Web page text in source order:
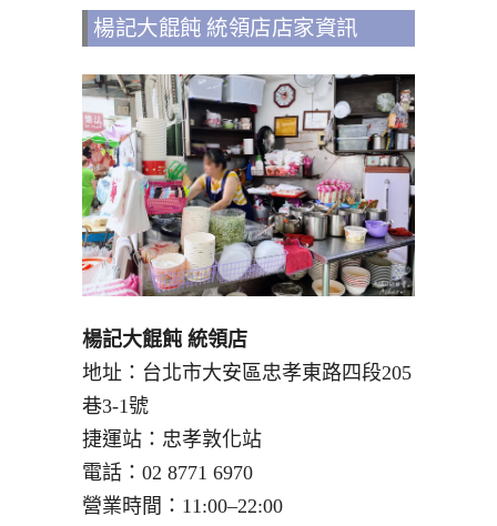
楊記大餛飩 統領店店家資訊
楊記大餛飩 統領店
地址：台北市大安區忠孝東路四段205
巷3-1號
捷運站：忠孝敦化站
電話： 02 8771 6970
營業時間：11:00–22:00